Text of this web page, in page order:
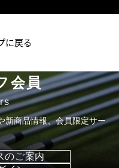
に戻る
会員
新商品情報、会員限定サー
のご案内